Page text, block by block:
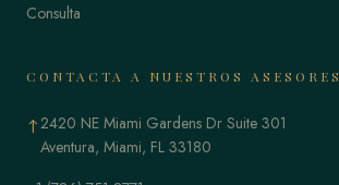
Consulta
CONTACTA A NUESTROS ASESORES
↑2420 NE Miami Gardens Dr Suite 301
Aventura, Miami, FL 33180